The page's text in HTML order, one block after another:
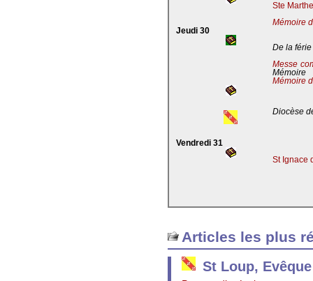
Ste
Mémoire
Jeudi 30
De la férie
Messe
Mémoire
Mémoire
Diocèse
Vendredi 31
St Ignace
Articles les plus
St Loup,